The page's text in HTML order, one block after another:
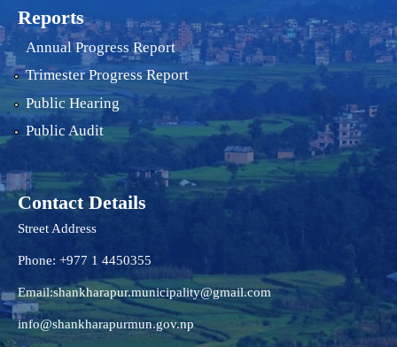
Reports
Annual Progress Report
Trimester Progress Report
Public Hearing
Public Audit
Contact Details
Street Address
Phone: +977 1 4450355
Email:shankharapur.municipality@gmail.com
info@shankharapurmun.gov.np